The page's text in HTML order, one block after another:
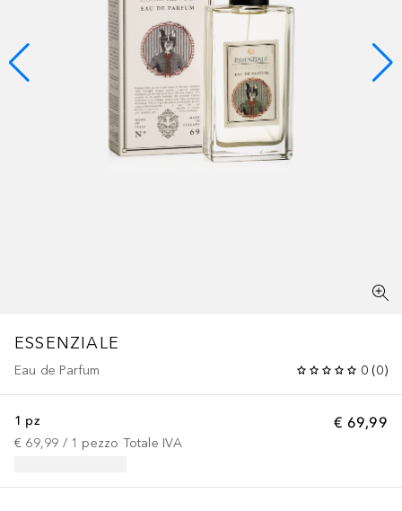
ESSENZIALE
Eau de Parfum 0 (0)
€ 69,99
1 pz
€ 69,99 / 1 pezzo Totale IVA